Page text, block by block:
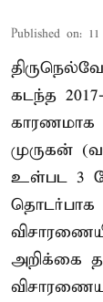
Published on:
கடந்த
காரணமாக
முருகன்
உள்பட 3
தொடர்பாக
அறிக்கை